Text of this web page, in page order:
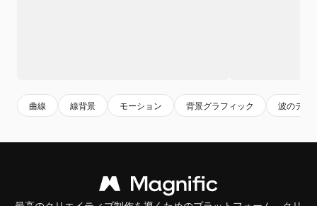
曲線 線背景 モーション 背景グラフィック 波のデザ